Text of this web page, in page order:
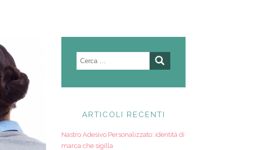
Ricerca
ARTICOLI RECENTI
Nastro Adesivo Personalizzato: identità di
marca che sigilla